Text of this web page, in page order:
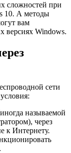
сложностей при
10. А методы
вам
версиях Windows.
сети
называемой
через
к Интернету.